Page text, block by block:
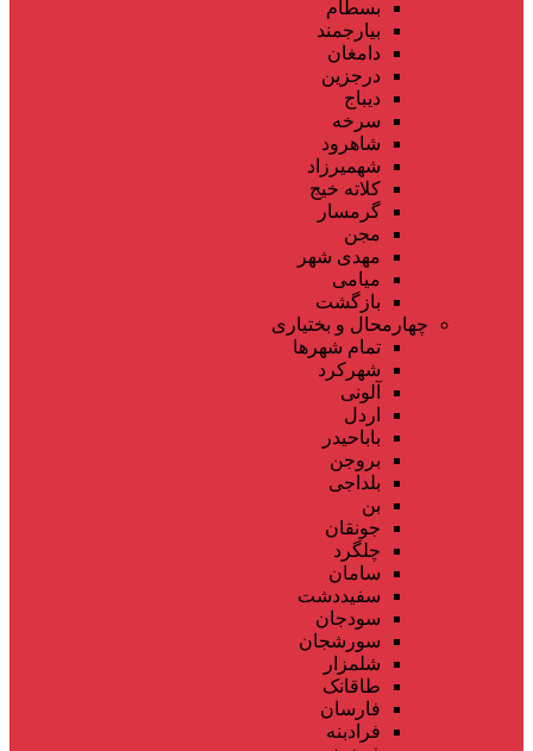
بسطام
بیارجمند
دامغان
درجزین
دیباج
سرخه
شاهرود
شهمیرزاد
کلاته خیج
گرمسار
مجن
مهدی شهر
میامی
بازگشت
چهارمحال و بختیاری
تمام شهر‌ها
شهرکرد
آلونی
اردل
باباحیدر
بروجن
بلداجی
بن
جونقان
چلگرد
سامان
سفیددشت
سودجان
سورشجان
شلمزار
طاقانک
فارسان
فرادبنه